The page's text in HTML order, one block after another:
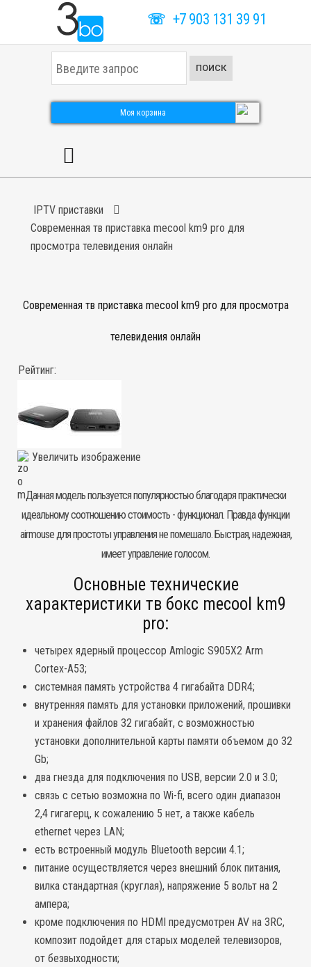
☏ +7 903 131 39 91
к
а
ь
ПОИСК
Моя корзина
IPTV приставки
Современная тв приставка mecool km9 pro для
просмотра телевидения онлайн
Современная тв приставка mecool km9 pro для просмотра
телевидения онлайн
Рейтинг:
Увеличить изображение
Данная модель пользуется популярностью благодаря практически
идеальному соотношению стоимость - функционал. Правда функции
airmouse для простоты управления не помешало. Быстрая, надежная,
имеет управление голосом.
Основные технические
характеристики тв бокс mecool km9
pro:
четырех ядерный процессор Amlogic S905X2 Arm
Cortex-A53;
системная память устройства 4 гигабайта DDR4;
внутренняя память для установки приложений, прошивки
и хранения файлов 32 гигабайт, с возможностью
установки дополнительной карты памяти объемом до 32
Gb;
два гнезда для подключения по USB, версии 2.0 и 3.0;
связь с сетью возможна по Wi-fi, всего один диапазон
2,4 гигагерц, к сожалению 5 нет, а также кабель
ethernet через LAN;
есть встроенный модуль Bluetooth версии 4.1;
питание осуществляется через внешний блок питания,
вилка стандартная (круглая), напряжение 5 вольт на 2
ампера;
кроме подключения по HDMI предусмотрен AV на 3RC,
композит подойдет для старых моделей телевизоров,
от безвыходности;